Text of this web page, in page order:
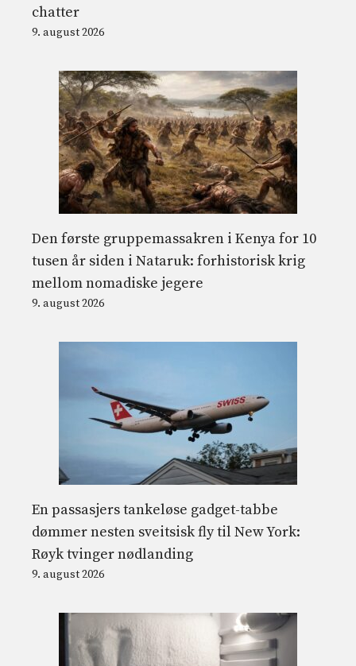
chatter
9. august 2026
Den første gruppemassakren i Kenya for 10
tusen år siden i Nataruk: forhistorisk krig
mellom nomadiske jegere
9. august 2026
En passasjers tankeløse gadget-tabbe
dømmer nesten sveitsisk fly til New York:
Røyk tvinger nødlanding
9. august 2026